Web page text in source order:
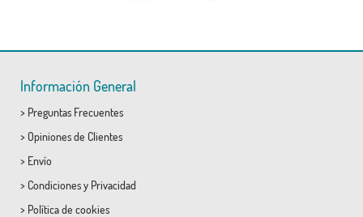
Información General
> Preguntas Frecuentes
> Opiniones de Clientes
> Envío
> Condicionesy Privacidad
> Política de cookies